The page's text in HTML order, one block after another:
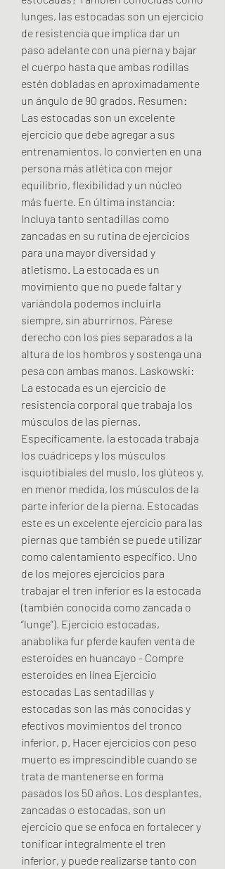
lunges, las estocadas son un ejercicio
de resistencia que implica dar un
paso adelante con una pierna y bajar
el cuerpo hasta que ambas rodillas
estén dobladas en aproximadamente
un ángulo de 90 grados. Resumen:
Las estocadas son un excelente
ejercicio que debe agregar a sus
entrenamientos, lo convierten en una
persona más atlética con mejor
equilibrio, flexibilidad y un núcleo
más fuerte. En última instancia:
Incluya tanto sentadillas como
zancadas en su rutina de ejercicios
para una mayor diversidad y
atletismo. La estocada es un
movimiento que no puede faltar y
variándola podemos incluirla
siempre, sin aburrirnos. Párese
derecho con los pies separados a la
altura de los hombros y sostenga una
pesa con ambas manos. Laskowski:
La estocada es un ejercicio de
resistencia corporal que trabaja los
músculos de las piernas.
Específicamente, la estocada trabaja
los cuádriceps y los músculos
isquiotibiales del muslo, los glúteos y,
en menor medida, los músculos de la
parte inferior de la pierna. Estocadas
este es un excelente ejercicio para las
piernas que también se puede utilizar
como calentamiento específico. Uno
de los mejores ejercicios para
trabajar el tren inferior es la estocada
(también conocida como zancada o
“lunge”). Ejercicio estocadas,
anabolika fur pferde kaufen venta de
esteroides en huancayo - Compre
esteroides en línea Ejercicio
estocadas Las sentadillas y
estocadas son las más conocidas y
efectivos movimientos del tronco
inferior, p. Hacer ejercicios con peso
muerto es imprescindible cuando se
trata de mantenerse en forma
pasados los 50 años. Los desplantes,
zancadas o estocadas, son un
ejercicio que se enfoca en fortalecer y
tonificar integralmente el tren
inferior, y puede realizarse tanto con